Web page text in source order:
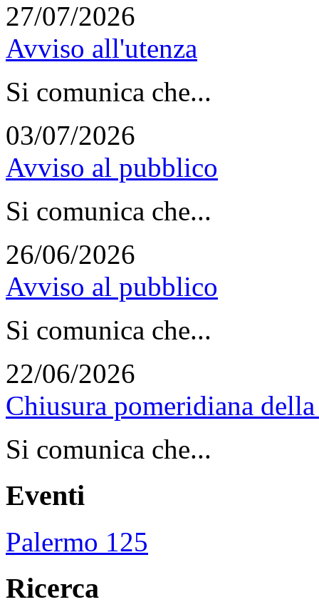
27/07/2026
Avviso all'utenza
Si comunica che...
03/07/2026
Avviso al pubblico
Si comunica che...
26/06/2026
Avviso al pubblico
Si comunica che...
22/06/2026
Chiusura pomeridiana
Si comunica che...
Eventi
Palermo 125
Ricerca